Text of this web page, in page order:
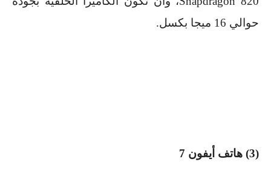
حوالي 16 ميجا بكسل.
(
3) هاتف أيفون 7